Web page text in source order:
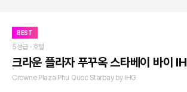
BEST
5성급 · 호텔
크라운 플라자 푸꾸옥 스타베이 바이
Crowne Plaza Phu Quoc Starbay by IHG